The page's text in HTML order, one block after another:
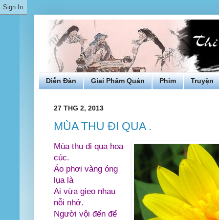
Diễn Đàn Giai Phẩm Quán Phim Truyện
27 THG 2, 2013
MÙA THU ĐI QUA .
Mùa thu đi qua hoa
cúc.
Áo phơi vàng óng
lụa là
Ai vừa gieo nhau
nỗi nhớ.
Người vội đến để